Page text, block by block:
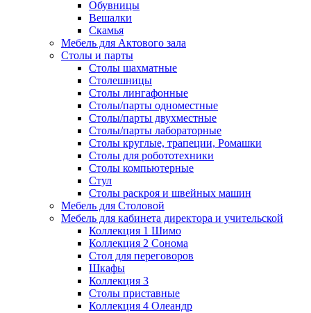
Обувницы
Вешалки
Скамья
Мебель для Актового зала
Столы и парты
Столы шахматные
Столешницы
Столы лингафонные
Столы/парты одноместные
Столы/парты двухместные
Столы/парты лабораторные
Столы круглые, трапеции, Ромашки
Столы для робототехники
Столы компьютерные
Стул
Столы раскроя и швейных машин
Мебель для Столовой
Мебель для кабинета директора и учительской
Коллекция 1 Шимо
Коллекция 2 Сонома
Стол для переговоров
Шкафы
Коллекция 3
Столы приставные
Коллекция 4 Олеандр